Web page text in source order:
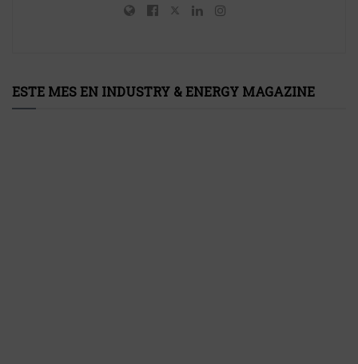
ESTE MES EN INDUSTRY & ENERGY MAGAZINE